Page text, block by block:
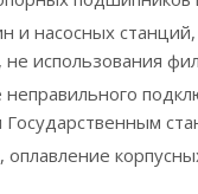
и насосных
использования